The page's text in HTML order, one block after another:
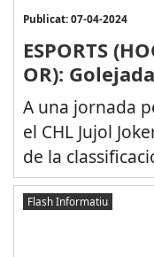
Publicat: 07-04-2024
ESPORTS
OR):
A una jornada
el CHL Jujol
de la
Flash Informatiu